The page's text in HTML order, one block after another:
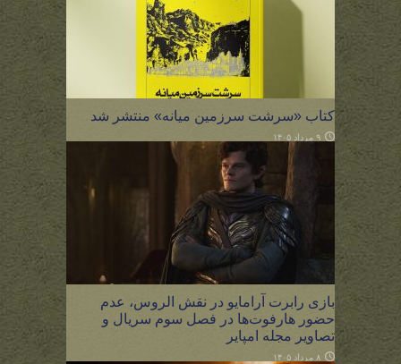
کتاب «سرشت سرزمین میانه» منتشر شد
۹ مرداد ۱۴۰۵
بازی رابرت آرامایو در نقش الروس، عدم
حضور هارفوت‌ها در فصل سوم سریال و
تصاویر مجله امپایر
۸ مرداد ۱۴۰۵